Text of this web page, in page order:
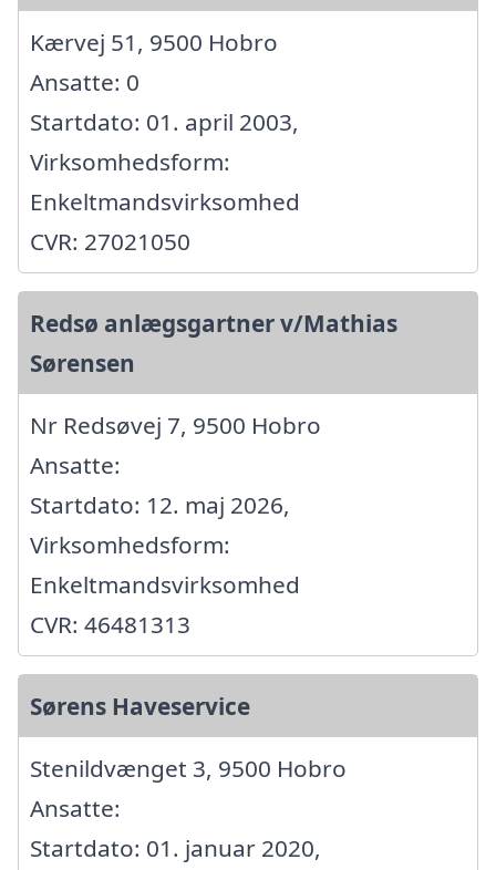
Kærvej 51, 9500 Hobro
Ansatte: 0
Startdato: 01. april 2003,
Virksomhedsform:
Enkeltmandsvirksomhed
CVR: 27021050
Redsø anlægsgartner v/Mathias
Sørensen
Nr Redsøvej 7, 9500 Hobro
Ansatte:
Startdato: 12. maj 2026,
Virksomhedsform:
Enkeltmandsvirksomhed
CVR: 46481313
Sørens Haveservice
Stenildvænget 3, 9500 Hobro
Ansatte:
Startdato: 01. januar 2020,